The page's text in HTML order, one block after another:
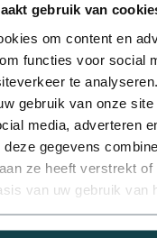
gebruik van
om content en
functies voor social
te
gebruik van onze site
media, adverteren
deze gegevens
ze heeft verstrekt of
van uw gebruik van